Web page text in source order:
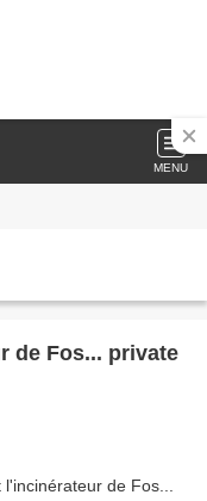
MENU
de Fos... private